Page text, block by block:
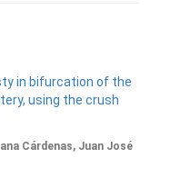
in bifurcation of the
using the crush
Cárdenas, Juan José